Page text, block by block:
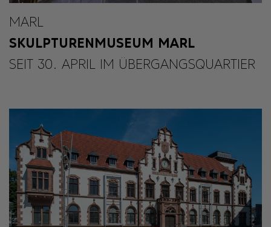
MARL
SKULPTURENMUSEUM MARL
SEIT 30. APRIL IM ÜBERGANGSQUARTIER